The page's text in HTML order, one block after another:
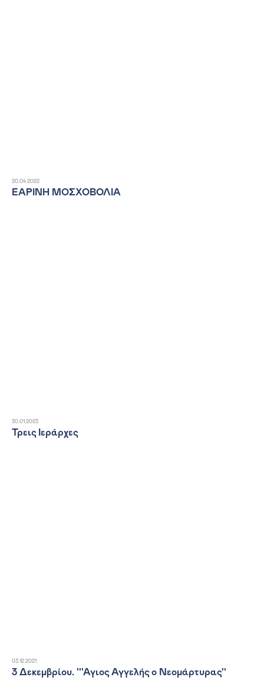
20.04.2022
ΕΑΡΙΝΗ ΜΟΣΧΟΒΟΛΙΑ
30.01.2023
Τρεις Ιεράρχες
03.12.2021
3 Δεκεμβρίου. '''Αγιος Αγγελής ο Νεομάρτυρας''